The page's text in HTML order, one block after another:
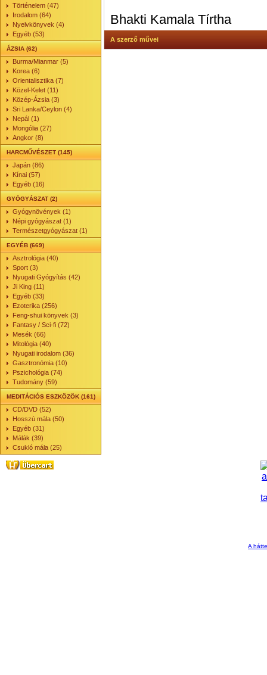
Történelem (47)
Irodalom (64)
Nyelvkönyvek (4)
Egyéb (53)
ÁZSIA (62)
Burma/Mianmar (5)
Korea (6)
Orientalisztika (7)
Közel-Kelet (11)
Közép-Ázsia (3)
Sri Lanka/Ceylon (4)
Nepál (1)
Mongólia (27)
Angkor (8)
HARCMŰVÉSZET (145)
Japán (86)
Kínai (57)
Egyéb (16)
GYÓGYÁSZAT (2)
Gyógynövények (1)
Népi gyógyászat (1)
Természetgyógyászat (1)
EGYÉB (669)
Asztrológia (40)
Sport (3)
Nyugati Gyógyítás (42)
Ji King (11)
Egyéb (33)
Ezoterika (256)
Feng-shui könyvek (3)
Fantasy / Sci-fi (72)
Mesék (66)
Mitológia (40)
Nyugati irodalom (36)
Gasztronómia (10)
Pszichológia (74)
Tudomány (59)
MEDITÁCIÓS ESZKÖZÖK (161)
CD/DVD (52)
Hosszú mála (50)
Egyéb (31)
Málák (39)
Csukló mála (25)
Bhakti Kamala Tírtha
A szerző művei
A